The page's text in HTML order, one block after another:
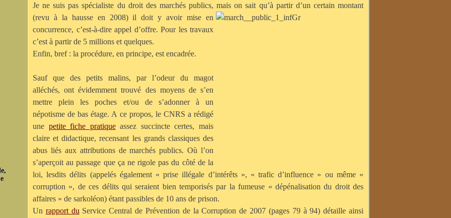
Je ne suis pas spécialiste du droit des marchés publics, mais on sait qu’à partir d’un certain montant
(revu à la hausse en 2008) il doit y avoir mise en
concurrence, c’est-à-dire appel d’offre. Pour les travaux
c’est à partir de 5 millions et quelques.
Enfin, bref : la procédure, en principe, est encadrée.
Sauf que des petits malins, par l’odeur du magot
alléchés, ont évidemment trouvé des moyens de s’en
mettre plein les poches et/ou de s’adonner à un
népotisme de bas étage. A ce propos, le CNRS a rédigé
une petite fiche pratiqueassez succincte certes, mais
claire et didactique, recensant les grands classiques des
abus liés aux attributions de marchés publics. Où l’on
s’aperçoit au passage que ça ne rigole pas du côté de la
loi, lesdits délits (appelés également « prise illégale d’intérêts », « trafic d’influence » ou même «
corruption », de ces délits qui seraient bien temporisés par la fumeuse « dépénalisation du droit des
affaires » de sarkoléon) étant passibles de 10 ans de prison.
Un rapport du Service Central de Prévention de la Corruption de 2007 (pages 79 à 94) détaille ainsi